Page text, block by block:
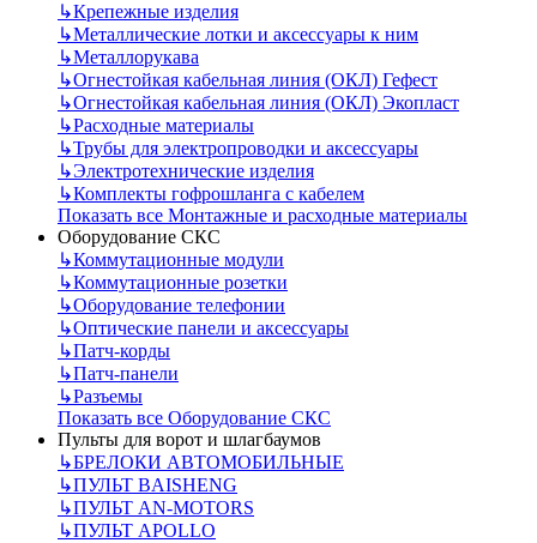
↳Крепежные изделия
↳Металлические лотки и аксессуары к ним
↳Металлорукава
↳Огнестойкая кабельная линия (ОКЛ) Гефест
↳Огнестойкая кабельная линия (ОКЛ) Экопласт
↳Расходные материалы
↳Трубы для электропроводки и аксессуары
↳Электротехнические изделия
↳Комплекты гофрошланга с кабелем
Показать все Монтажные и расходные материалы
Оборудование СКС
↳Коммутационные модули
↳Коммутационные розетки
↳Оборудование телефонии
↳Оптические панели и аксессуары
↳Патч-корды
↳Патч-панели
↳Разъемы
Показать все Оборудование СКС
Пульты для ворот и шлагбаумов
↳БРЕЛОКИ АВТОМОБИЛЬНЫЕ
↳ПУЛЬТ BAISHENG
↳ПУЛЬТ AN-MOTORS
↳ПУЛЬТ APOLLO